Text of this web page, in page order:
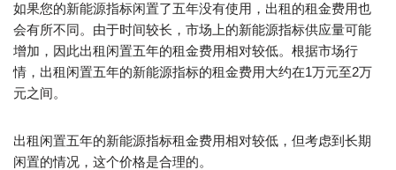
如果您的新能源指标闲置了五年没有使用，出租的租金费用也
会有所不同。由于时间较长，市场上的新能源指标供应量可能
增加，因此出租闲置五年的租金费用相对较低。根据市场行
情，出租闲置五年的新能源指标的租金费用大约在1万元至2万
元之间。
出租闲置五年的新能源指标租金费用相对较低，但考虑到长期
闲置的情况，这个价格是合理的。